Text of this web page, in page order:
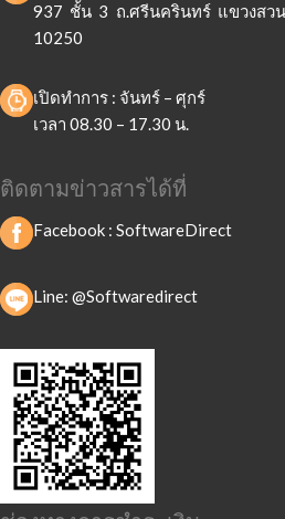
937 ชั้น 3 ถ.ศรีนครินทร์ แขวงสวน
10250
เปิดทำการ : จันทร์ – ศุกร์
เวลา 08.30 – 17.30 น.
ติดตามข่าวสารได้ที่
Facebook : SoftwareDirect
Line: @Softwaredirect